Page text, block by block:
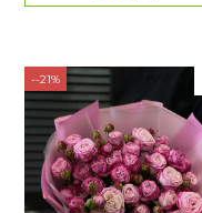
--21%